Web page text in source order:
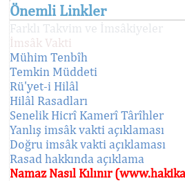
Önemli Linkler
Farklı Takvim ve İmsâkiyeler
İmsâk Vakti
Mühim Tenbîh
Temkin Müddeti
Rü'yet-i Hilâl
Hilâl Rasadları
Senelik Hicrî Kamerî Târîhler
Yanlış imsâk vakti açıklaması
Doğru imsâk vakti açıklaması
Rasad hakkında açıklama
Namaz Nasıl Kılınır